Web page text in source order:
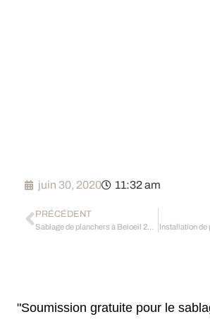
juin 30, 2020 11:32 am
PRÉCÉDENT
Installation de
"Soumission gratuite pour le